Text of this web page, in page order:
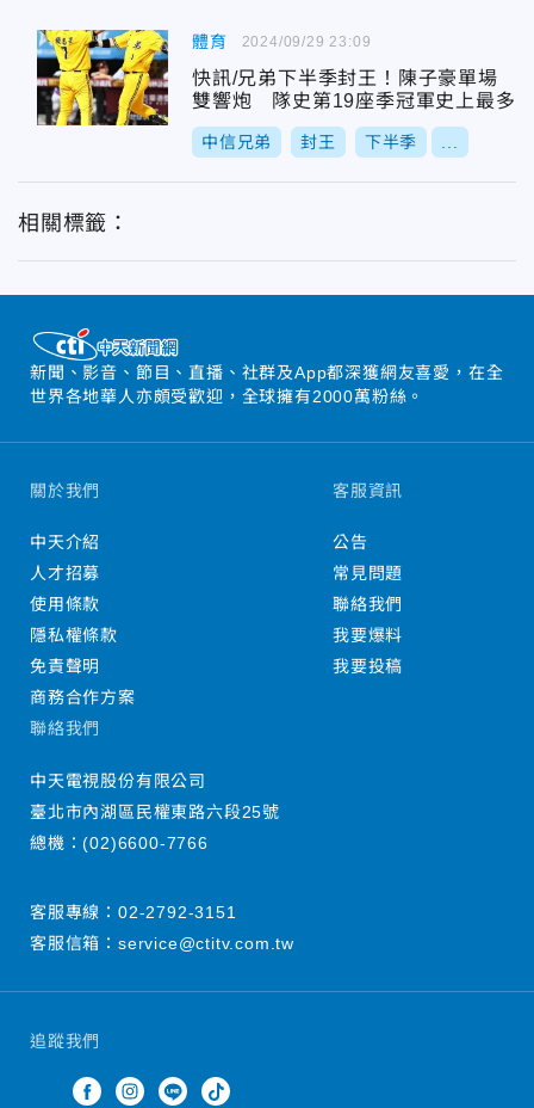
體育
快訊/兄弟下半季封王！陳子豪單場
雙響炮 隊史第19座季冠軍史上最多
中信兄弟 封王 下半季
2024/09/29 23:09
相關標籤：
新聞、影音、節目、直播、社群及App都深獲網友喜愛，在全
世界各地華人亦頗受歡迎，全球擁有2000萬粉絲。
追蹤我們
關於我們
中天介紹
人才招募
使用條款
隱私權條款
免責聲明
商務合作方案
客服資訊
公告
常見問題
聯絡我們
我要爆料
我要投稿
聯絡我們
中天電視股份有限公司
臺北市內湖區民權東路六段25號
總機：(02)6600-7766
客服專線： 02-2792-3151
客服信箱： service@ctitv.com.tw